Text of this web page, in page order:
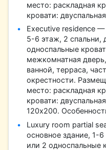
место: раскладная
кровати:
Executive residence
5-6 этаж, 2 спальни,
односпальные
межкомнатная
ванной, терраса,
окрестности.
место: раскладная
кровати:
120х200.
Luxury room partial
основное здание, 1-
или 2 односпальные